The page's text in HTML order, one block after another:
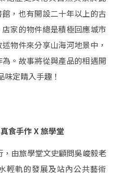
，也有開設二十年以上的古
家的物件總是積極回應城市
物件來分享山海河地景中，
。故事將從與產品的相遇開
定睛入手趣！
食手作 X 旅學堂
由旅學堂文史顧問吳峻毅老
輕軌的發展及站內公共藝術